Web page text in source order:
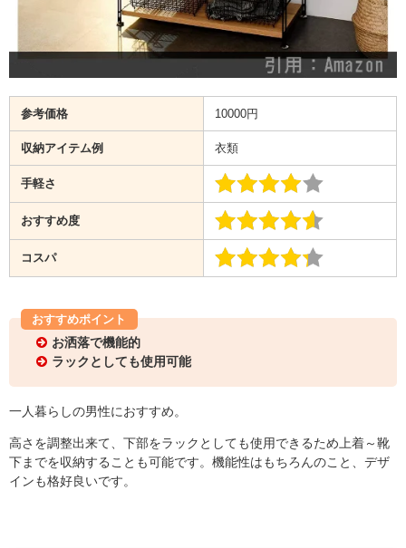
参考価格 10000円
収納アイテム例 衣類
手軽さ
おすすめ度
コスパ
おすすめポイント
お洒落で機能的
ラックとしても使用可能
一人暮らしの男性におすすめ。
高さを調整出来て、下部をラックとしても使用できるため上着～靴
下までを収納することも可能です。機能性はもちろんのこと、デザ
インも格好良いです。